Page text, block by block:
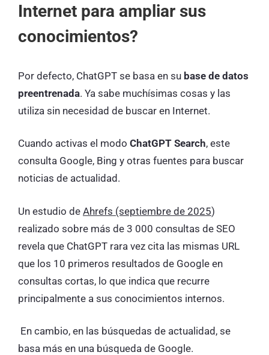
Internet para ampliar sus
conocimientos?
Por defecto, ChatGPT se basa en su base de datos
preentrenada. Ya sabe muchísimas cosas y las
utiliza sin necesidad de buscar en Internet.
Cuando activas el modo ChatGPT Search, este
consulta Google, Bing y otras fuentes para buscar
noticias de actualidad.
Un estudio de Ahrefs (septiembre de 2025)
realizado sobre más de 3 000 consultas de SEO
revela que ChatGPT rara vez cita las mismas URL
que los 10 primeros resultados de Google en
consultas cortas, lo que indica que recurre
principalmente a sus conocimientos internos.
En cambio, en las búsquedas de actualidad, se
basa más en una búsqueda de Google.